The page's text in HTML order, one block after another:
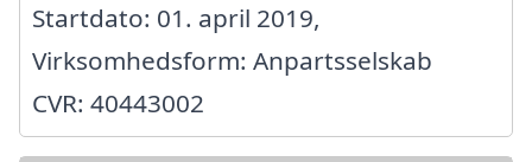
Startdato: 01. april 2019,
Virksomhedsform: Anpartsselskab
CVR: 40443002